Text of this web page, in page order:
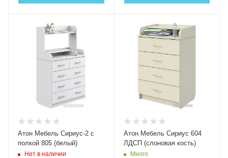
Атон Мебель Сириус-2 с
полкой 805 (белый)
Нет в наличии
Атон Мебель Сириус 604
ЛДСП (слоновая кость)
Много